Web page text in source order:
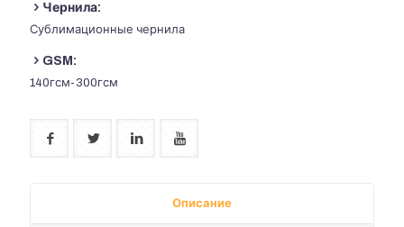
Чернила:
Сублимационные чернила
GSM:
140гсм-300гсм
Описание